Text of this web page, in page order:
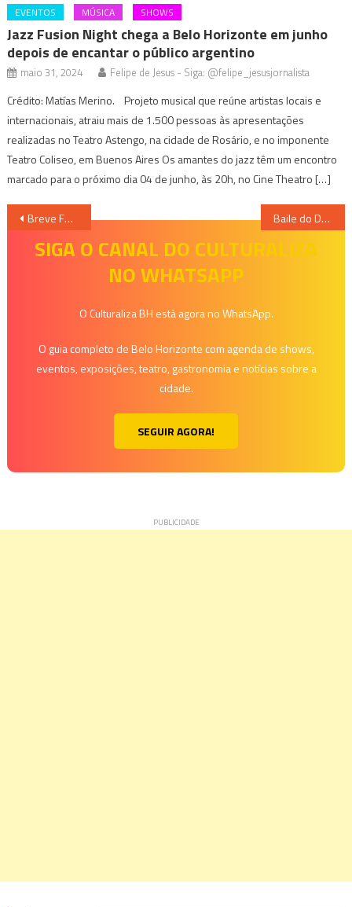
EVENTOS MÚSICA SHOWS
Jazz Fusion Night chega a Belo Horizonte em junho
depois de encantar o público argentino
maio 31, 2024 Felipe de Jesus - Siga: @felipe_jesusjornalista
Crédito: Matías Merino. Projeto musical que reúne artistas locais e
internacionais, atraiu mais de 1.500 pessoas às apresentações
realizadas no Teatro Astengo, na cidade de Rosário, e no imponente
Teatro Coliseo, em Buenos Aires Os amantes do jazz têm um encontro
marcado para o próximo dia 04 de junho, às 20h, no Cine Theatro […]
Navegação
Breve Festival: Músicas, emoções e vibrações duradouras Baile do Dennis volta pra capital no próximo dia 29
SIGA O CANAL DO CULTURALIZA
NO WHATSAPP
O Culturaliza BH está agora no WhatsApp.
O guia completo de Belo Horizonte com agenda de shows,
eventos, exposições, teatro, gastronomia e notícias sobre a
cidade.
SEGUIR AGORA!